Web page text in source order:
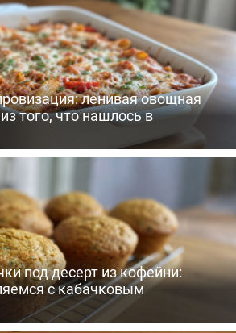
ленивая овощная
того, что нашлось в
под десерт из кофейни:
с кабачковым